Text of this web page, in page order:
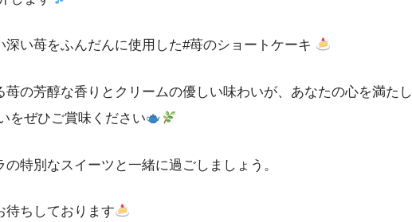
深い苺をふんだんに使用した#苺のショートケーキ
苺の芳醇な香りとクリームの優しい味わいが、あなたの心を満たし
をぜひご賞味ください
特別なスイーツと一緒に過ごしましょう。
待ちしております